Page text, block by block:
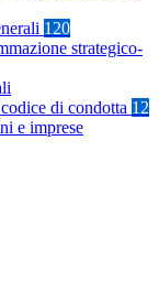
120
strategico-
di condotta 12
e imprese